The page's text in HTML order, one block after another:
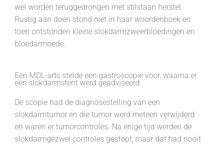
wel worden teruggedrongen met stilstaan herstel.
Rustig aan doen stond niet in haar woordenboek en
toen ontstonden kleine slokdarmzweerbloedingen en
bloedarmoede.
Een MDL-arts stelde een gastroscopie voor, waarna er
een slokdarmstent werd geadviseerd
De scopie had de diagnosestelling van een
slokdarmtumor en die tumor werd meteen verwijderd
en waren er tumorcontroles. Na enige tijd werden de
slokdarmgezwel controles gestopt, maar dat had nooit